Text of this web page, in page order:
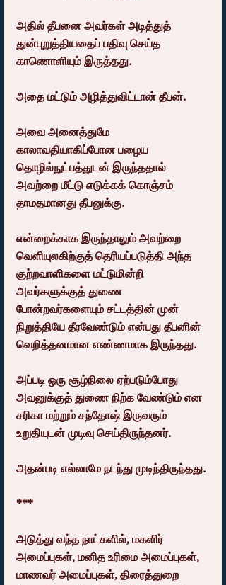
அதில் தீபனை அவர்கள் அடித்துத்
துன்புறுத்தியதைப் பதிவு செய்த
காணொளியும் இருத்தது.
அதை மட்டும் அழித்துவிட்டான் தீபன்.
அவை அனைத்துமே
காலாவதியாகிப்போன பழைய
தொழில்நுட்பத்துடன் இருந்ததால்
அவற்றை மீட்டு எடுக்கக் கொஞ்சம்
தாமதமானது தீபனுக்கு.
என்றைக்காக இருந்தாலும் அவற்றை
வெளியுலகிற்குத் தெரியப்படுத்தி அந்த
குற்றவாளிகளை மட்டுமின்றி
அவர்களுக்குத் துணை
போன்றவர்களையும் சட்டத்தின் முன்
நிறுத்தியே தீரவேண்டும் என்பது தீபனின்
வெறித்தனமான எண்ணமாக இருந்தது.
அப்படி ஒரு சூழ்நிலை ஏற்படும்போது
அவனுக்குத் துணை நிற்க வேண்டும் என
சரிகா மற்றும் சந்தோஷ் இருவரும்
உறுதியுடன் முடிவு செய்திருந்தனர்.
அதன்படி எல்லாமே நடந்து முடிந்திருந்தது.
***
அடுத்து வந்த நாட்களில், மகளிர்
அமைப்புகள், மனித உரிமை அமைப்புகள்,
மாணவர் அமைப்புகள், திரைத்துறை